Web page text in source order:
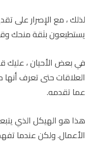
لذلك ، مع الإصرار على
يستطيعون بثقة منحك
في بعض الأحيان ، عليك
العلاقات حتى تعرف
عما تقدمه.
هذا هو الهيكل الذي
الأعمال. ولكن عندما